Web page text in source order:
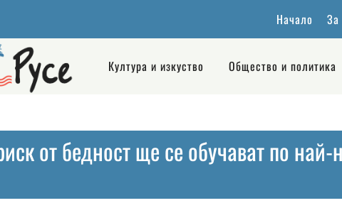
Начало За
Култура и изкуство Общество и политика
от бедност ще се обучават по